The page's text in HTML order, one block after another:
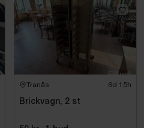
Tranås 6d 15h
Brickvagn, 2 st